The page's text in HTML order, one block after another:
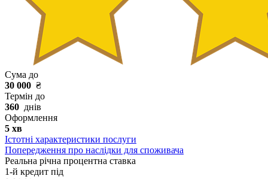
Сума до
30 000 ₴
Термін до
360 днів
Оформлення
5 хв
Істотні характеристики послуги
Попередження про наслідки для споживача
Реальна річна процентна ставка
1-й кредит під